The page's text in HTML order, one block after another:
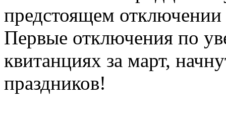
предстоящем отключении
Первые отключения по
квитанциях за март,
праздников!